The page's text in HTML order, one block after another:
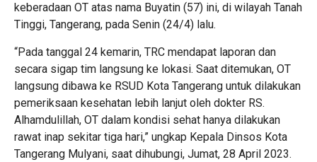
keberadaan OT atas nama Buyatin (57) ini, di wilayah Tanah
Tinggi, Tangerang, pada Senin (24/4) lalu.
“Pada tanggal 24 kemarin, TRC mendapat laporan dan
secara sigap tim langsung ke lokasi. Saat ditemukan, OT
langsung dibawa ke RSUD Kota Tangerang untuk dilakukan
pemeriksaan kesehatan lebih lanjut oleh dokter RS.
Alhamdulillah, OT dalam kondisi sehat hanya dilakukan
rawat inap sekitar tiga hari,” ungkap Kepala Dinsos Kota
Tangerang Mulyani, saat dihubungi, Jumat, 28 April 2023.